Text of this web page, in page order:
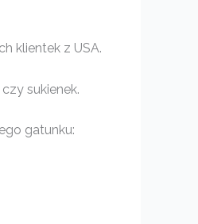
klientek z USA.
sukienek.
gatunku: